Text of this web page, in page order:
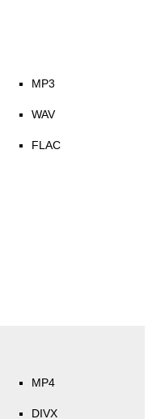
MP3
WAV
FLAC
MP4
DIVX